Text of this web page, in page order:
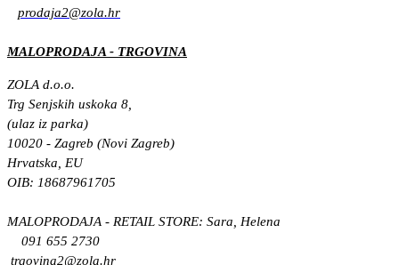
prodaja2@zola.hr
MALOPRODAJA - TRGOVINA
ZOLA d.o.o.
Trg Senjskih uskoka 8,
(ulaz iz parka)
10020 - Zagreb (Novi Zagreb)
Hrvatska, EU
OIB: 18687961705
MALOPRODAJA - RETAIL STORE: Sara, Helena
091 655 2730
trgovina2@zola.hr